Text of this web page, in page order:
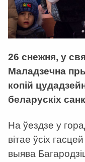
26 снежня, у
Маладзечна
копій
беларускіх
На ўездзе у
вітае ўсіх
выява